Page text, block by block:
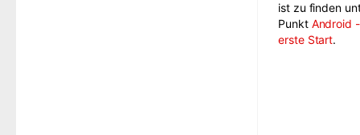
ist zu finden
Punkt Android
erste Start.